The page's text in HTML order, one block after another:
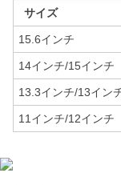
サイズ
15.6インチ
14インチ/15インチ
13.3インチ/13イン
11インチ/12インチ